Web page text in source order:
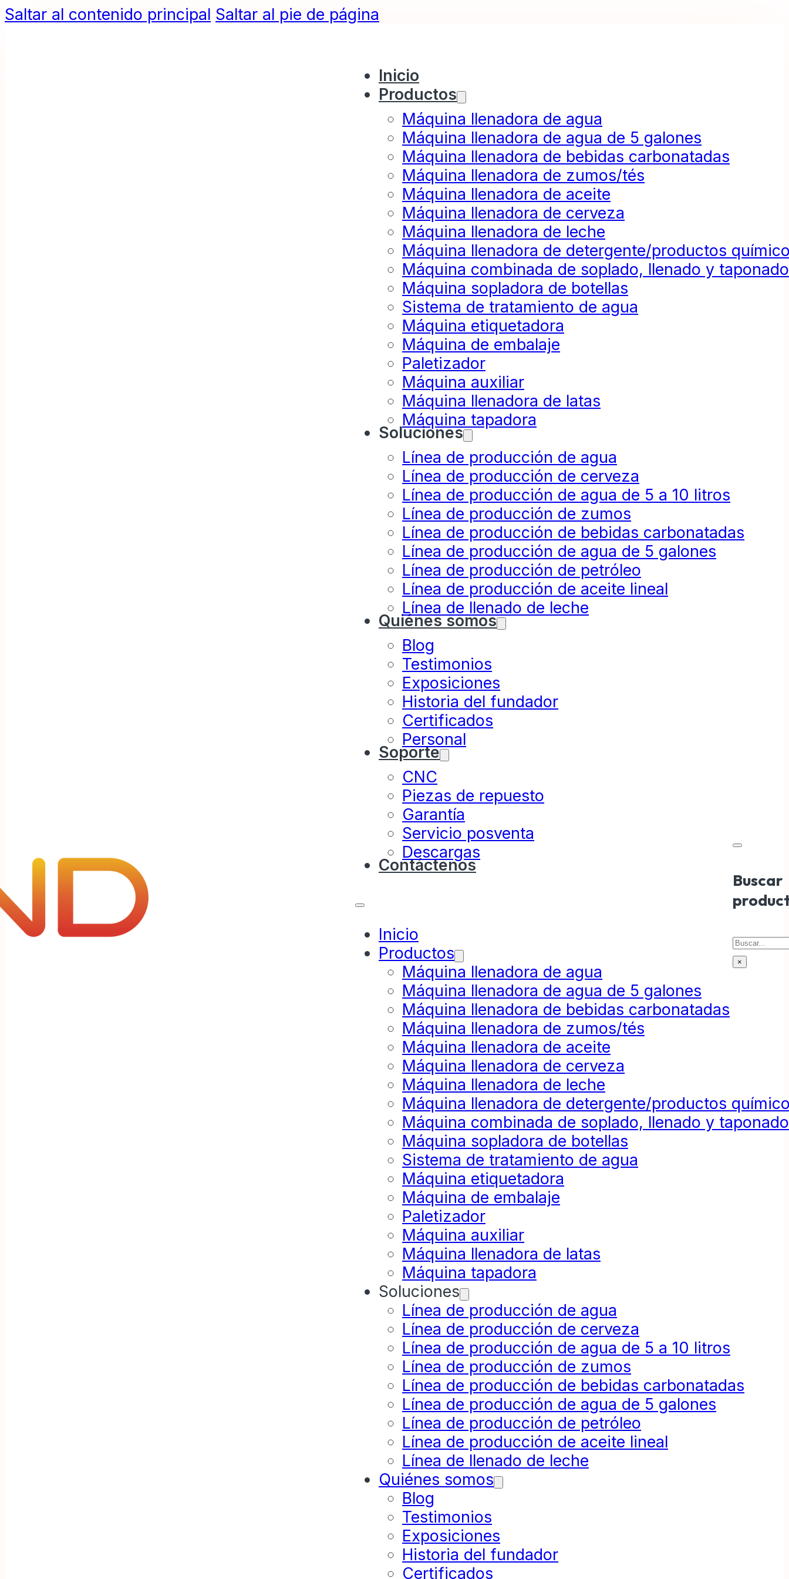
Saltar al contenido principal Saltar al pie de página
Inicio
Productos
Máquina llenadora de agua
Máquina llenadora de agua de 5 galones
Máquina llenadora de bebidas carbonatadas
Máquina llenadora de zumos/tés
Máquina llenadora de aceite
Máquina llenadora de cerveza
Máquina llenadora de leche
Máquina llenadora de detergente/productos
Máquina combinada de soplado, llenado y taponado
Máquina sopladora de botellas
Sistema de tratamiento de agua
Máquina etiquetadora
Máquina de embalaje
Paletizador
Máquina auxiliar
Máquina llenadora de latas
Máquina tapadora
Soluciones
Línea de producción de agua
Línea de producción de cerveza
Línea de producción de agua de 5 a 10 litros
Línea de producción de zumos
Línea de producción de bebidas carbonatadas
Línea de producción de agua de 5 galones
Línea de producción de petróleo
Línea de producción de aceite lineal
Línea de llenado de leche
Quiénes somos
Blog
Testimonios
Exposiciones
Historia del fundador
Certificados
Personal
Soporte
CNC
Piezas de repuesto
Garantía
Servicio posventa
Descargas
Contáctenos
Inicio
Productos
Máquina llenadora de agua
Máquina llenadora de agua de 5 galones
Máquina llenadora de bebidas carbonatadas
Máquina llenadora de zumos/tés
Máquina llenadora de aceite
Máquina llenadora de cerveza
Máquina llenadora de leche
Máquina llenadora de detergente/productos
Máquina combinada de soplado, llenado y taponado
Máquina sopladora de botellas
Sistema de tratamiento de agua
Máquina etiquetadora
Máquina de embalaje
Paletizador
Máquina auxiliar
Máquina llenadora de latas
Máquina tapadora
Soluciones
Línea de producción de agua
Línea de producción de cerveza
Línea de producción de agua de 5 a 10 litros
Línea de producción de zumos
Línea de producción de bebidas carbonatadas
Línea de producción de agua de 5 galones
Línea de producción de petróleo
Línea de producción de aceite lineal
Línea de llenado de leche
Quiénes somos
Blog
Testimonios
Exposiciones
Historia del fundador
Certificados
Buscar
Buscar
×